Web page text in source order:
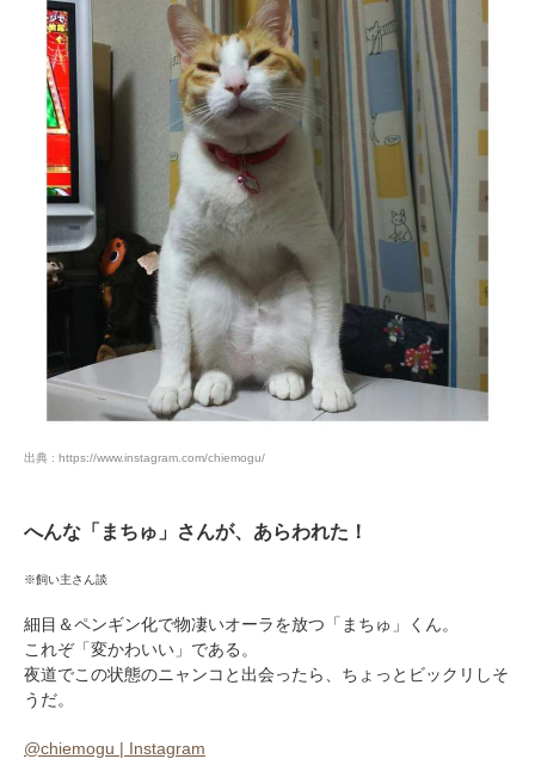
出典 : https://www.instagram.com/chiemogu/
へんな「まちゅ」さんが、あらわれた！
※飼い主さん談
細目＆ペンギン化で物凄いオーラを放つ「まちゅ」くん。
これぞ「変かわいい」である。
夜道でこの状態のニャンコと出会ったら、ちょっとビックリしそ
うだ。
@chiemogu | Instagram
pecodogs
pecocats
PECOアプリをダウンロード済みの方
アプリで開く
アプリをダウンロードする